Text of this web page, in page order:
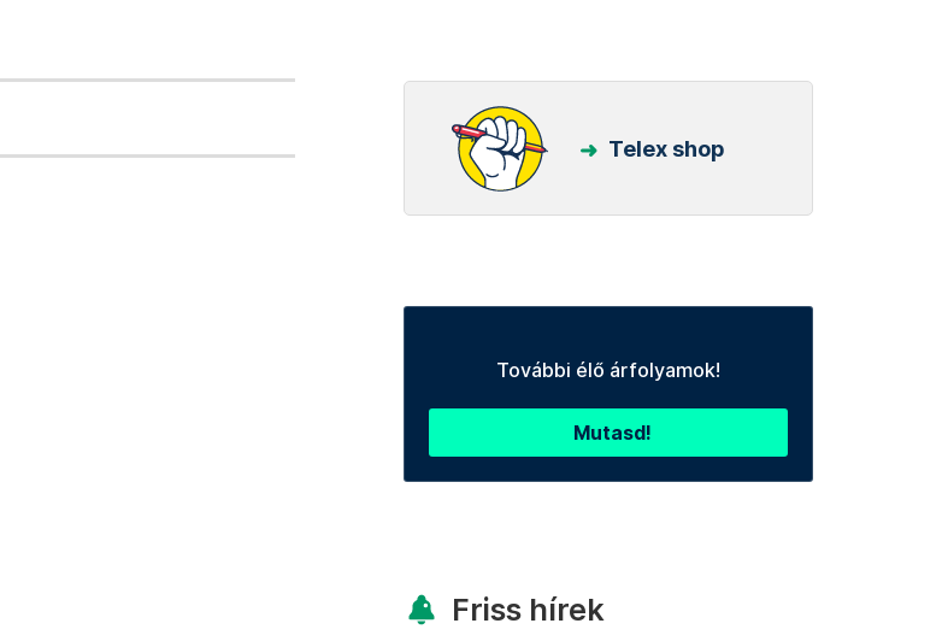
Telex shop
További élő árfolyamok!
Mutasd!
Friss hírek